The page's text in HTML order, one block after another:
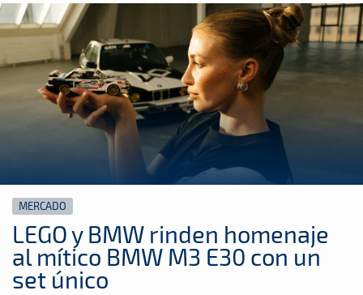
TIENDA
ARCHIVO
MERCADO
LEGO y BMW rinden homenaje
al mítico BMW M3 E30 con un
set único